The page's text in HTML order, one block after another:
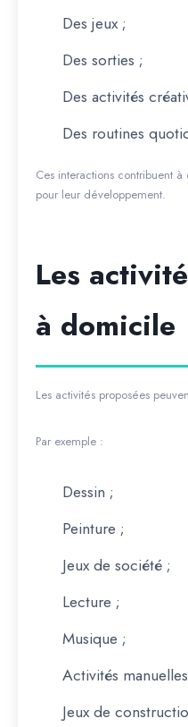
Des jeux ;
Des sorties ;
Des activités
Des routines
Ces interactions contribuent
pour leur développement.
Les
à domicile
Les activités proposées
Par exemple :
Dessin ;
Peinture ;
Jeux de société ;
Lecture ;
Musique ;
Activités
Jeux de